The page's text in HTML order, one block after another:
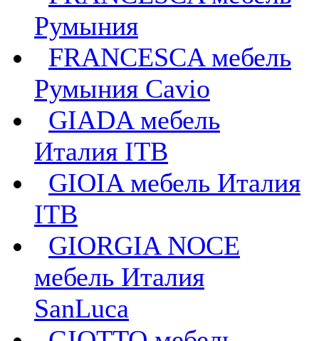
Румыния
FRANCESCA мебель
Румыния Cavio
GIADA мебель
Италия ITB
GIOIA мебель Италия
ITB
GIORGIA NOCE
мебель Италия
SanLuca